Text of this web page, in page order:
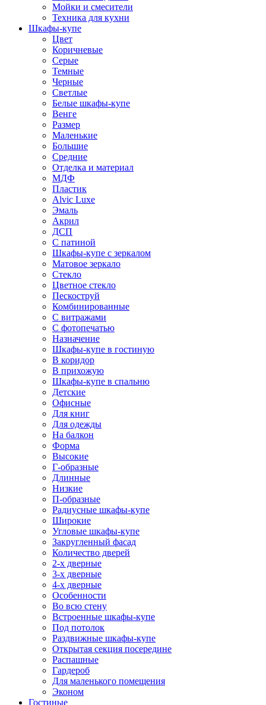
Мойки и смесители
Техника для кухни
Шкафы-купе
Цвет
Коричневые
Серые
Темные
Черные
Светлые
Белые шкафы-купе
Венге
Размер
Маленькие
Большие
Средние
Отделка и материал
МДФ
Пластик
Alvic Luxe
Эмаль
Акрил
ДСП
С патиной
Шкафы-купе с зеркалом
Матовое зеркало
Стекло
Цветное стекло
Пескоструй
Комбинированные
С витражами
С фотопечатью
Назначение
Шкафы-купе в гостиную
В коридор
В прихожую
Шкафы-купе в спальню
Детские
Офисные
Для книг
Для одежды
На балкон
Форма
Высокие
Г-образные
Длинные
Низкие
П-образные
Радиусные шкафы-купе
Широкие
Угловые шкафы-купе
Закругленный фасад
Количество дверей
2-х дверные
3-х дверные
4-х дверные
Особенности
Во всю стену
Встроенные шкафы-купе
Под потолок
Раздвижные шкафы-купе
Открытая секция посередине
Распашные
Гардероб
Для маленького помещения
Эконом
Гостиные